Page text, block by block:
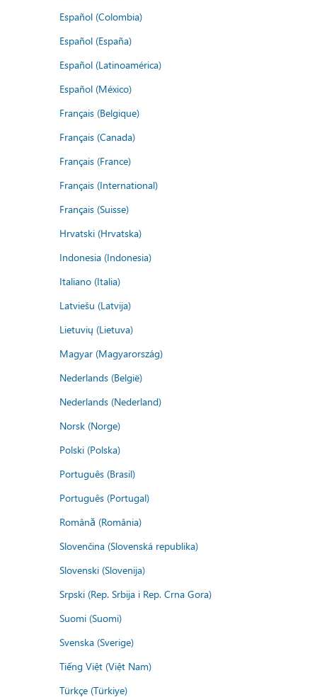
Español (Colombia)
Español (España)
Español (Latinoamérica)
Español (México)
Français (Belgique)
Français (Canada)
Français (France)
Français (International)
Français (Suisse)
Hrvatski (Hrvatska)
Indonesia (Indonesia)
Italiano (Italia)
Latviešu (Latvija)
Lietuvių (Lietuva)
Magyar (Magyarország)
Nederlands (België)
Nederlands (Nederland)
Norsk (Norge)
Polski (Polska)
Português (Brasil)
Português (Portugal)
Română (România)
Slovenčina (Slovenská republika)
Slovenski (Slovenija)
Srpski (Rep. Srbija i Rep. Crna Gora)
Suomi (Suomi)
Svenska (Sverige)
Tiếng Việt (Việt Nam)
Türkçe (Türkiye)